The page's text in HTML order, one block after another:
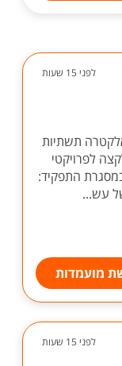
לפני 15 שעות
תשתיות
לפרויקטי
התפקיד:
עש...
מועמדות
לפני 15 שעות